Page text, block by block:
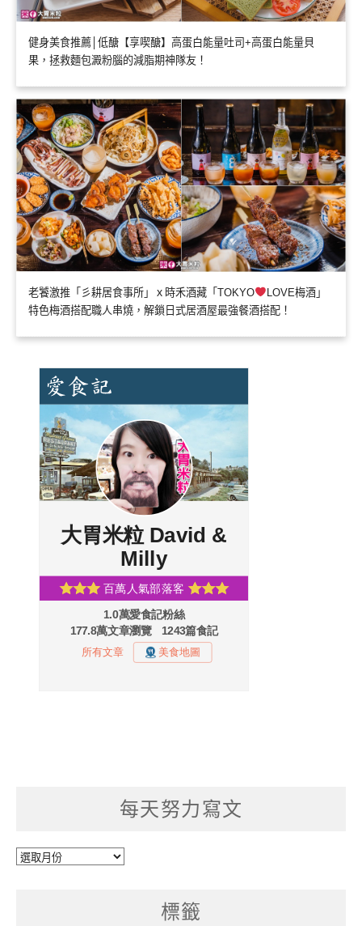
健身美食推薦│低醣【享喫醣】高蛋白能量吐司+高蛋白能量貝
果，拯救麵包澱粉腦的減脂期神隊友！
老饕激推「彡耕居食事所」ｘ時禾酒藏「TOKYO
LOVE梅酒」
特色梅酒搭配職人串燒，解鎖日式居酒屋最強餐酒搭配！
每天努力寫文
每
標籤